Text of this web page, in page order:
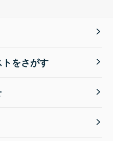
をさがす